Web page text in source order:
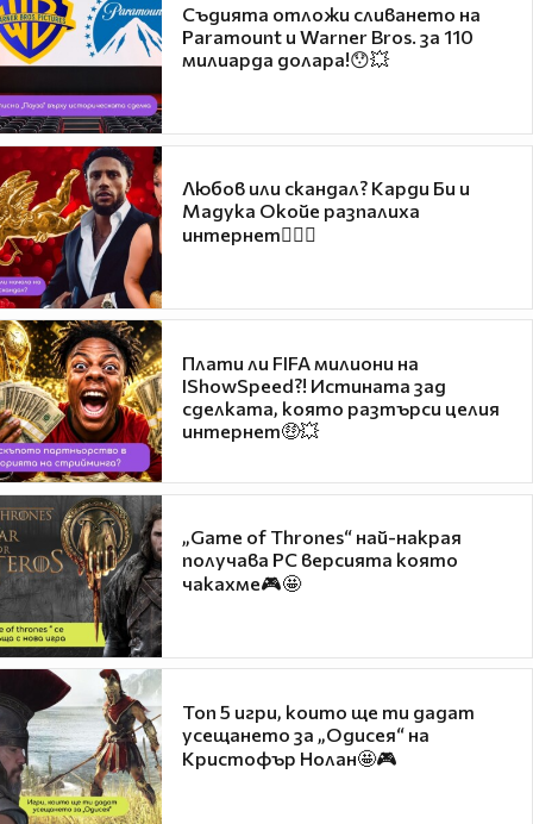
Съдията отложи сливането на
Paramount и Warner Bros. за 110
милиарда долара!😯💥
Любов или скандал? Карди Би и
Мадука Окойе разпалиха
интернет❤️‍🔥🔥
Плати ли FIFA милиони на
IShowSpeed?! Истината зад
сделката, която разтърси целия
интернет🤑💥
„Game of Thrones“ най-накрая
получава PC версията която
чакахме🎮🤩
Топ 5 игри, които ще ти дадат
усещането за „Одисея“ на
Кристофър Нолан🤩🎮